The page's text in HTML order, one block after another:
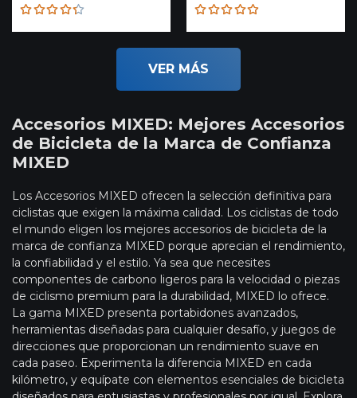
Rated Rated
4.85out
VER MÁS
Accesorios MIXED: Mejores Accesorios
de Bicicleta de la Marca de Confianza
MIXED
Los Accesorios MIXED ofrecen la selección definitiva para
ciclistas que exigen la máxima calidad. Los ciclistas de todo
el mundo eligen los mejores accesorios de bicicleta de la
marca de confianza MIXED porque aprecian el rendimiento,
la confiabilidad y el estilo. Ya sea que necesites
componentes de carbono ligeros para la velocidad o piezas
de ciclismo premium para la durabilidad, MIXED lo ofrece.
La gama MIXED presenta portabidones avanzados,
herramientas diseñadas para cualquier desafío, y juegos de
direcciones que proporcionan un rendimiento suave en
cada paseo. Experimenta la diferencia MIXED en cada
kilómetro, y equípate con elementos esenciales de bicicleta